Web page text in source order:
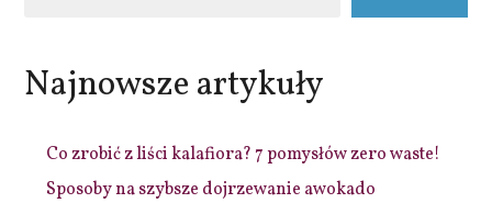
Najnowsze artykuły
Co zrobić z liści kalafiora? 7 pomysłów zero waste!
Sposoby na szybsze dojrzewanie awokado